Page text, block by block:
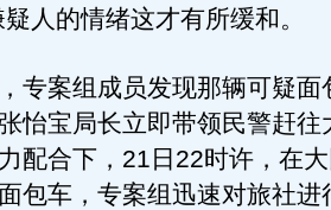
人的情绪这才有所缓和。
案组成员发现那辆可疑面
怡宝局长立即带领民警赶往
配合下，21日22时许，在
包车，专案组迅速对旅社进